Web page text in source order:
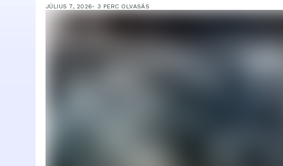
JÚLIUS 7, 2026 3 PERC OLVASÁS